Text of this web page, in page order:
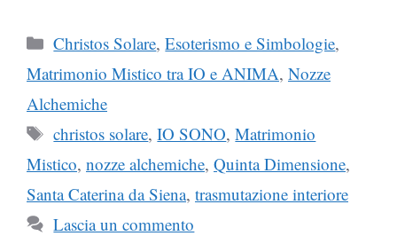
Categorie
Christos Solare,Esoterismo e Simbologie,
Matrimonio Mistico tra IO e ANIMA, Nozze
Alchemiche
Tag
christos solare,IO SONO,Matrimonio
Mistico, nozze alchemiche, Quinta Dimensione,
Santa Caterina da Siena, trasmutazione interiore
Lascia un commento